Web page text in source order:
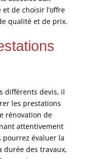
de choisir l’offre
qualité et de prix.
différents devis, il
les prestations
rénovation de
attentivement
pourrez évaluer la
durée des travaux,